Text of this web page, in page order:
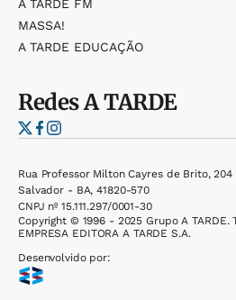
A TARDE FM
MASSA!
A TARDE EDUCAÇÃO
RedesA TARDE
Rua Professor Milton Cayres de Brito,
Salvador - BA, 41820-570
CNPJ nº 15.111.297/0001-30
Copyright © 1996 - 2025 Grupo A TARDE.
EMPRESA EDITORA A TARDE S.A.
Desenvolvido por: